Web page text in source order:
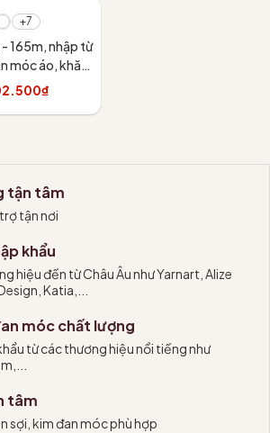
+7
165m, nhập từ
móc áo, khăn,
tận tâm
tận nơi
khẩu
hiệu đến từ Châu Âu như Yarnart, Alize
Katia,...
móc chất lượng
từ các thương hiệu nổi tiếng như
tâm
sợi, kim đan móc phù hợp